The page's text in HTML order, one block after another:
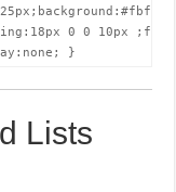
0 0 10px
}
Lists